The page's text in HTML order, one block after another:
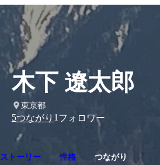
木下 遼太郎
東京都
5つながり 1 フォロワー
ストーリー 性格 つながり